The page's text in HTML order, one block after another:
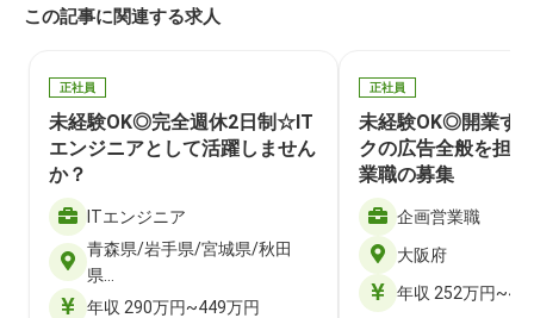
この記事に関連する求人
正社員
未経験OK◎完全週休2日制☆IT
エンジニアとして活躍しません
か？
ITエンジニア
青森県/岩手県/宮城県/秋田
県…
年収 290万円~449万円
正社員
未経験OK◎開業す
クの広告全般を担
業職の募集
企画営業職
大阪府
年収 252万円